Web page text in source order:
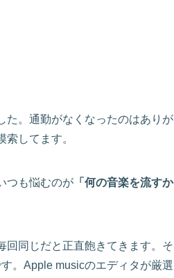
た。通勤がなくなったのはありが
してます。
つも悩むのが 「何の音楽を流すか
回同じだと正直飽きてきます。そ
。Apple musicのエディタが厳選